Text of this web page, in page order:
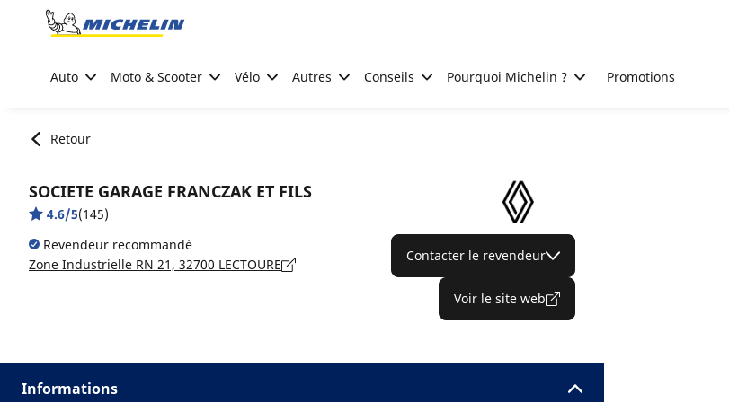
Go to page content
Auto Moto & Scooter Vélo Autres Conseils Pourquoi Michelin ? Promotions
Retour
SOCIETE GARAGE FRANCZAK ET FILS
4.6/5(145)
Revendeur recommandé
Zone Industrielle RN 21, 32700 LECTOURE
Contacter le revendeur
Voir le site web
Informations